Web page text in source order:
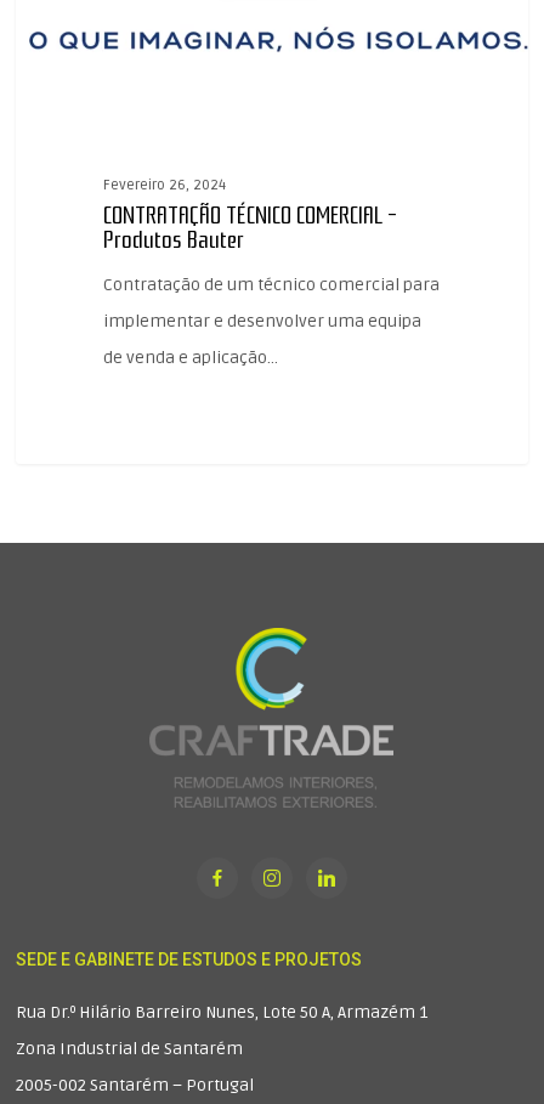
Fevereiro 26, 2024
CONTRATAÇÃO TÉCNICO COMERCIAL –
Produtos Bauter
Contratação de um técnico comercial para
implementar e desenvolver uma equipa
de venda e aplicação…
SEDE E GABINETE DE ESTUDOS E PROJETOS
Rua Dr.º Hilário Barreiro Nunes, Lote 50 A, Armazém 1
Zona Industrial de Santarém
2005-002 Santarém – Portugal